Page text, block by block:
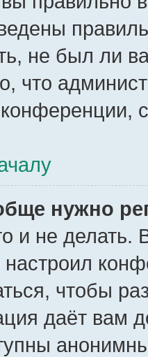
не был ли
что
нужно
и не делать.
настроил
чтобы
даёт вам